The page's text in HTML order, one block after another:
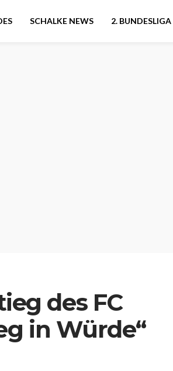
SCHALKE NEWS 2. BUNDESLIGA
des FC
in Würde“